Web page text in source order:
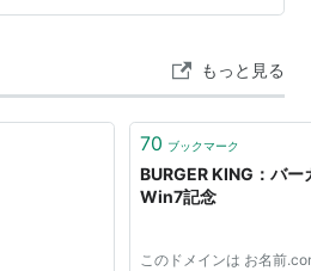
。 それでも、チキンパティは
、重くもなく、分量的にもちょ
もっと見る
70 ブックマーク
BURGER KING：バー
Win7記念
このドメインは お名前